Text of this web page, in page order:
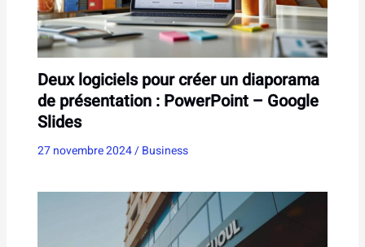
Deux logiciels pour créer un diaporama
de présentation : PowerPoint – Google
Slides
27 novembre 2024/Business